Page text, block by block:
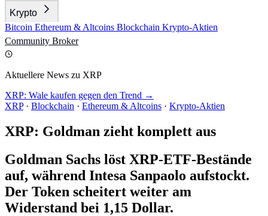
Krypto
Bitcoin Ethereum & Altcoins Blockchain Krypto-Aktien
Community Broker
Aktuellere News zu XRP
XRP: Wale kaufen gegen den Trend →
XRP · Blockchain · Ethereum & Altcoins · Krypto-Aktien
XRP: Goldman zieht komplett aus
Goldman Sachs löst XRP-ETF-Bestände
auf, während Intesa Sanpaolo aufstockt.
Der Token scheitert weiter am
Widerstand bei 1,15 Dollar.